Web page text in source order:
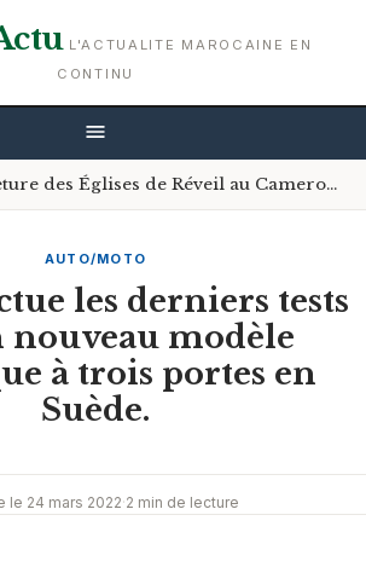
L'ACTUALITE MAROCAINE EN
CONTINU
Fermeture des Églises de Réveil au Cameroun : Le Gouvernement Encourage le Respect de la Loi
AUTO/MOTO
les derniers tests
nouveau modèle
à trois portes en
Suède.
le 24 mars 2022·2 min de lecture